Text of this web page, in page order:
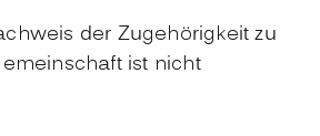
der Zugehörigkeit zu
ist nicht